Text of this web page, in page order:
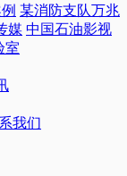
某消防支队万兆
媒 中国石油影视
室
我们